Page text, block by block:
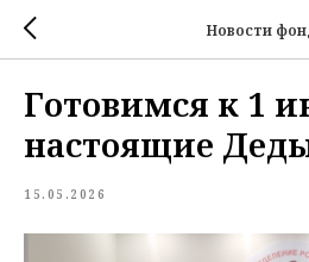
Новости
Готовимся к 1
настоящие
15.05.2026